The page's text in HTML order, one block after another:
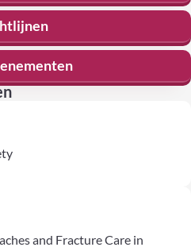
and Fracture Care in